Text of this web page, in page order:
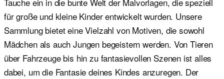
für große und kleine Kinder entwickelt wurden. Unsere
Sammlung bietet eine Vielzahl von Motiven, die sowohl
Mädchen als auch Jungen begeistern werden. Von Tieren
über Fahrzeuge bis hin zu fantasievollen Szenen ist alles
dabei, um die Fantasie deines Kindes anzuregen. Der